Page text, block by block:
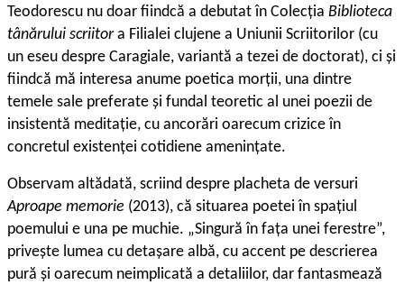
Teodorescu nu doar fiindcă a debutat în Colecția Biblioteca
tânărului scriitora Filialei clujene a Uniunii Scriitorilor (cu
un eseu despre Caragiale, variantă a tezei de doctorat), ci și
fiindcă mă interesa anume poetica morții, una dintre
temele sale preferate și fundal teoretic al unei poezii de
insistentă meditație, cu ancorări oarecum crizice în
concretul existenței cotidiene amenințate.
Observam altădată, scriind despre placheta de versuri
Aproape memorie (2013), că situarea poetei în spațiul
poemului e una pe muchie. „Singură în fața unei ferestre”,
privește lumea cu detașare albă, cu accent pe descrierea
pură și oarecum neimplicată a detaliilor, dar fantasmează